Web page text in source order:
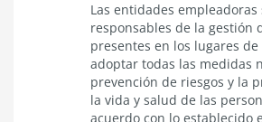
Las entidades empleadoras
responsables de la gestión
presentes en los lugares
adoptar todas las medidas
prevención de riesgos y la
la vida y salud de las
acuerdo con lo establecido